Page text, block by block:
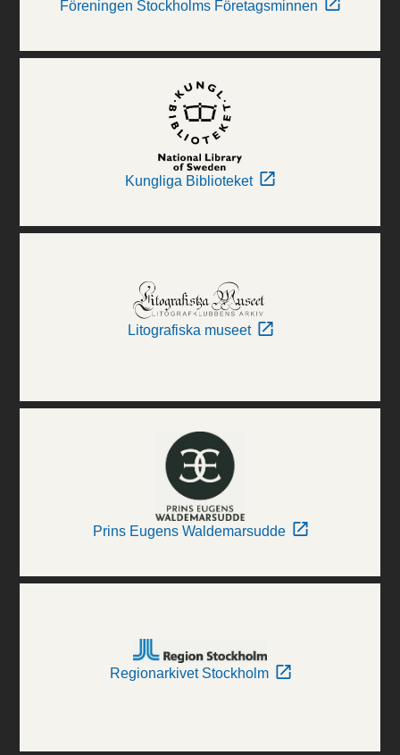
Föreningen Stockholms Företagsminnen
Kungliga Biblioteket
Litografiska museet
Prins Eugens Waldemarsudde
Regionarkivet Stockholm